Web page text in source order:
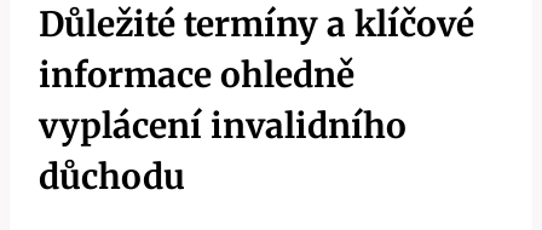
Důležité termíny a klíčové⁢
informace ohledně
vyplácení invalidního
důchodu